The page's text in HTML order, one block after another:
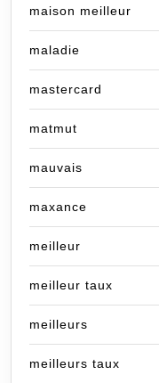
maison meilleur
maladie
mastercard
matmut
mauvais
maxance
meilleur
meilleur taux
meilleurs
meilleurs taux